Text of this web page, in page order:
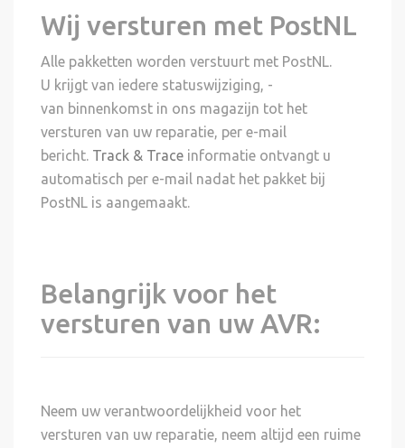
Wij versturen met PostNL
Alle pakketten worden verstuurt met PostNL.
U krijgt van iedere statuswijziging, -
van binnenkomst in ons magazijn tot het
versturen van uw reparatie, per e-mail
bericht. Track & Trace informatie ontvangt u
automatisch per e-mail nadat het pakket bij
PostNL is aangemaakt.
Belangrijk voor het
versturen van uw AVR:
Neem uw verantwoordelijkheid voor het
versturen van uw reparatie, neem altijd een ruime